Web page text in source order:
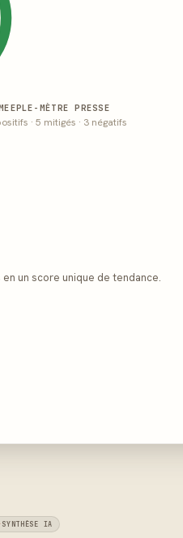
MÈTRE PRESSE
· 5 mitigés · 3 négatifs
un score unique de tendance.
SYNTHÈSE IA